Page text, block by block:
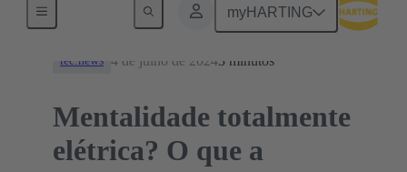
myHARTING
tec.news 4 de julho de 20243 minutos
Mentalidade totalmente
elétrica? O que a